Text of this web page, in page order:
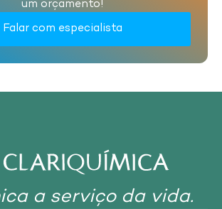
um orçamento!
Falar com especialista
a serviço da vida.